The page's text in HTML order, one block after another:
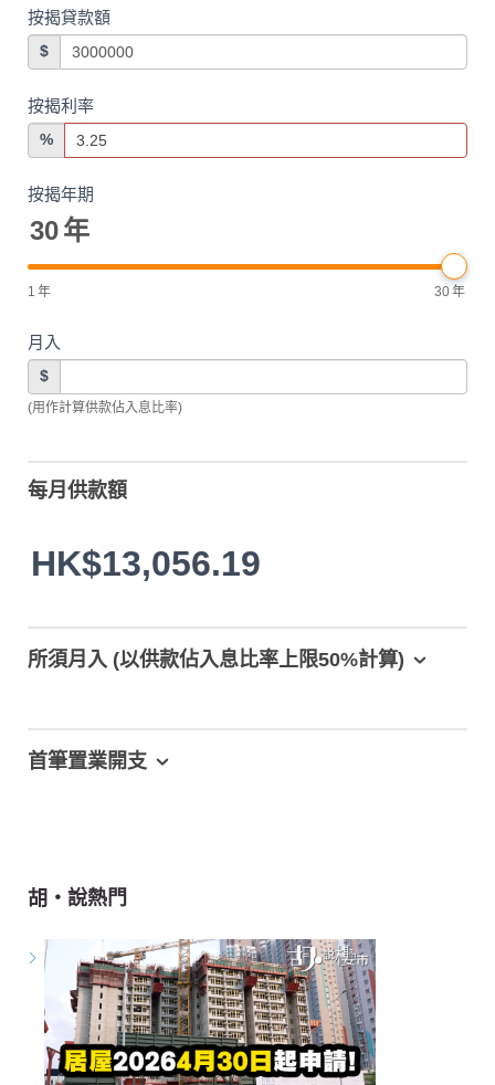
按揭貸款額
$
按揭利率
%
按揭年期
30年
1 年 30年
月入
$
(用作計算供款佔入息比率)
每月供款額
HK$13,056.19
所須月入 (以供款佔入息比率上限50%計算)
首筆置業開支
胡‧說熱門